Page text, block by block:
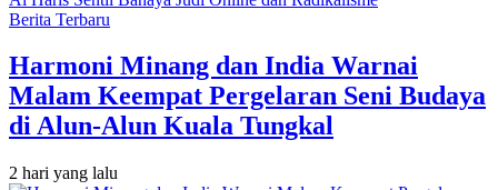
Berita Terbaru
Harmoni Minang dan India Warnai
Malam Keempat Pergelaran Seni Budaya
di Alun-Alun Kuala Tungkal
2 hari yang lalu